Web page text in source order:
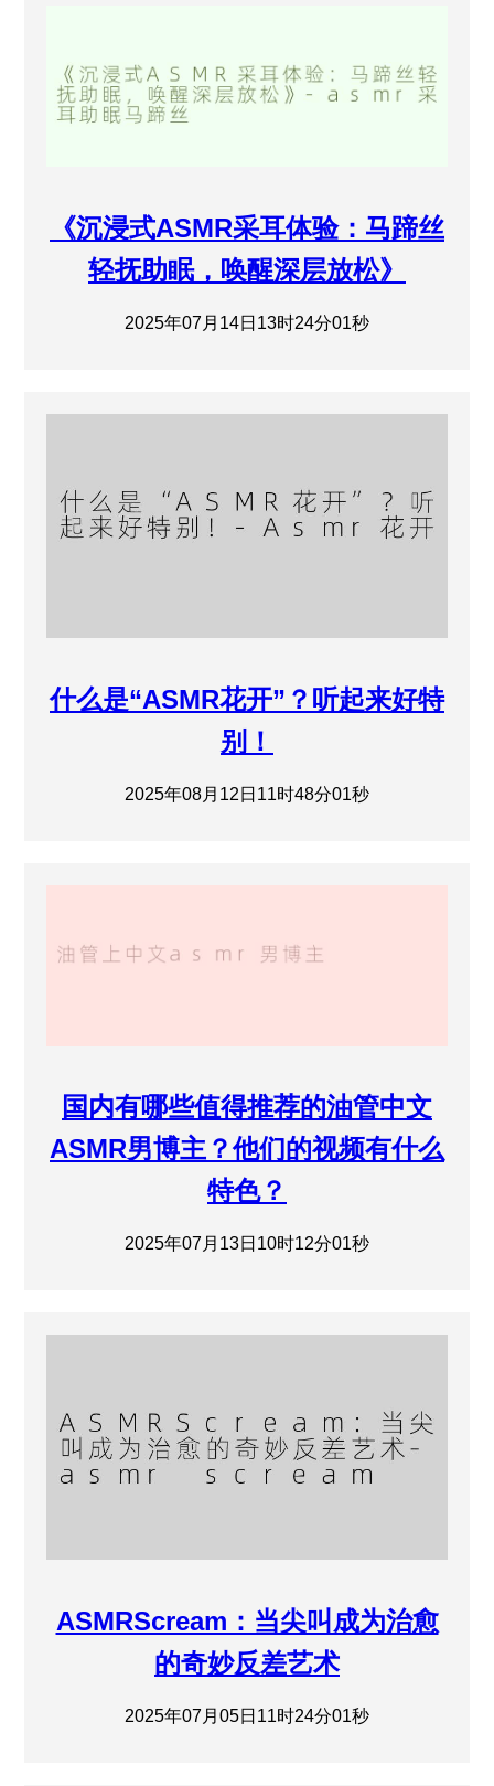
《沉浸式ASMR采耳体验：马蹄丝
轻抚助眠，唤醒深层放松》
2025年07月14日13时24分01秒
什么是“ASMR花开”？听起来好特
别！
2025年08月12日11时48分01秒
国内有哪些值得推荐的油管中文
ASMR男博主？他们的视频有什么
特色？
2025年07月13日10时12分01秒
ASMRScream：当尖叫成为治愈
的奇妙反差艺术
2025年07月05日11时24分01秒